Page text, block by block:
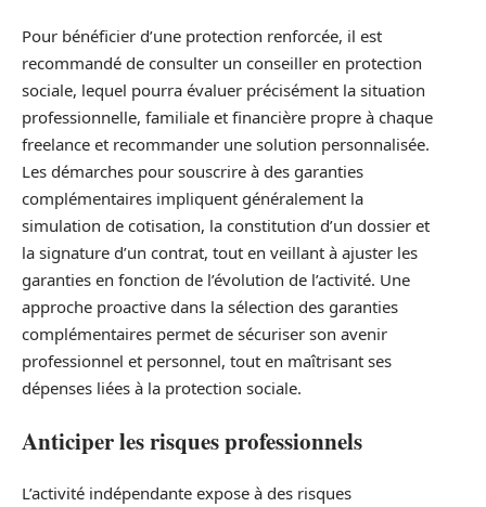
Pour bénéficier d’une protection renforcée, il est
recommandé de consulter un conseiller en protection
sociale, lequel pourra évaluer précisément la situation
professionnelle, familiale et financière propre à chaque
freelance et recommander une solution personnalisée.
Les démarches pour souscrire à des garanties
complémentaires impliquent généralement la
simulation de cotisation, la constitution d’un dossier et
la signature d’un contrat, tout en veillant à ajuster les
garanties en fonction de l’évolution de l’activité. Une
approche proactive dans la sélection des garanties
complémentaires permet de sécuriser son avenir
professionnel et personnel, tout en maîtrisant ses
dépenses liées à la protection sociale.
Anticiper les risques professionnels
L’activité indépendante expose à des risques